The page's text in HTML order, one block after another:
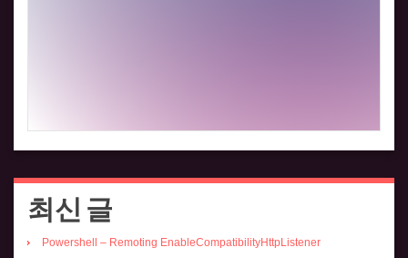
최신 글
Powershell – Remoting EnableCompatibilityHttpListener